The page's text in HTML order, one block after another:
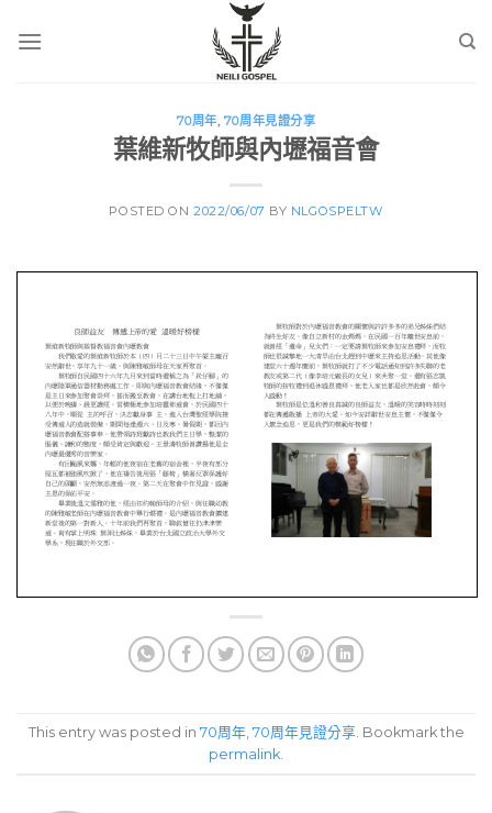
70周年, 70周年見證分享
葉維新牧師與內壢福音會
POSTED ON2022/06/07 BY NLGOSPELTW
This entry was posted in 70周年, 70周年見證分享 . Bookmark the
permalink